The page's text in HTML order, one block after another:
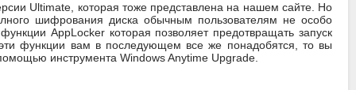
Ultimate, которая тоже представлена на нашем сайте. Но
шифрования диска обычным пользователям не особо
AppLocker которая позволяет предотвращать запуск
функции вам в последующем все же понадобятся, то вы
инструмента Windows Anytime Upgrade.